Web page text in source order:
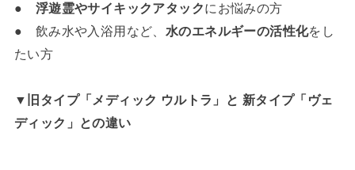
● 浮遊霊やサイキックアタックにお悩みの方
● 飲み水や入浴用など、 水のエネルギーの活性化をし
たい方
▼旧タイプ「メディック ウルトラ」と 新タイプ「ヴェ
ディック」との違い